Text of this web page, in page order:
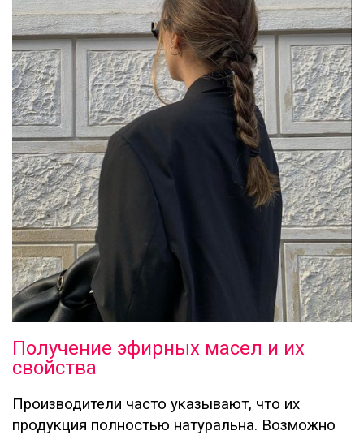
Получение эфирных масел и их
свойства
Производители часто указывают, что их
продукция полностью натуральна. Возможно